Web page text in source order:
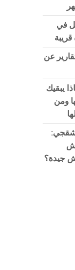
في
عن
يبقيك
ومن
جيدة؟